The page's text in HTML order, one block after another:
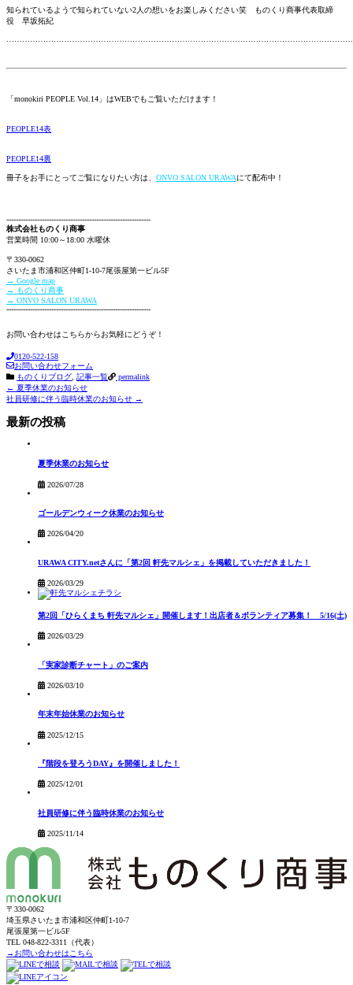
知られているようで知られていない2人の想いをお楽しみください笑 ものくり商事代表取締
役 早坂拓紀
「monokiri PEOPLE Vol.14」はWEBでもご覧いただけます！
PEOPLE14表
PEOPLE14裏
冊子をお手にとってご覧になりたい方は、 ONVO SALON URAWAにて配布中！
-------------------------------------------------------------
株式会社ものくり商事
営業時間 10:00～18:00 水曜休
〒330-0062
さいたま市浦和区仲町1-10-7尾張屋第一ビル5F
→ Google map
→ ものくり商事
→ ONVO SALON URAWA
-------------------------------------------------------------
お問い合わせはこちらからお気軽にどうぞ！
0120-522-158
お問い合わせフォーム
ものくりブログ, 記事一覧 permalink
Post
navigation
← 夏季休業のお知らせ
社員研修に伴う臨時休業のお知らせ →
最新の投稿
夏季休業のお知らせ
2026/07/28
ゴールデンウィーク休業のお知らせ
2026/04/20
URAWA CITY.netさんに「第2回 軒先マルシェ」を掲載していただきました！
2026/03/29
第2回「ひらくまち 軒先マルシェ」開催します！出店者＆ボランティア募集！ 5/16(土)
2026/03/29
「実家診断チャート」のご案内
2026/03/10
年末年始休業のお知らせ
2025/12/15
『階段を登ろうDAY』を開催しました！
2025/12/01
社員研修に伴う臨時休業のお知らせ
2025/11/14
〒330-0062
埼玉県さいたま市浦和区仲町1-10-7
尾張屋第一ビル5F
TEL 048-822-3311（代表）
→お問い合わせはこちら